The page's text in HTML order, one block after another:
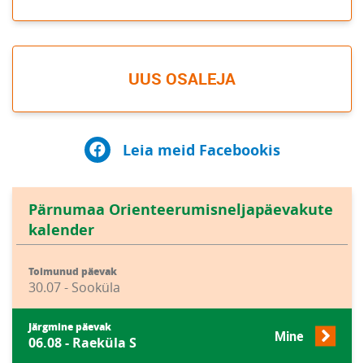
UUS OSALEJA
Leia meid Facebookis
Pärnumaa Orienteerumisneljapäevakute
kalender
Toimunud päevak
30.07 - Sooküla
Järgmine päevak
06.08 - Raeküla S Mine